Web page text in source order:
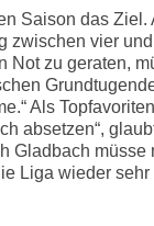
Saison das Ziel.
zwischen vier
Not zu geraten,
Als
absetzen“,
Gladbach müsse
Liga wieder sehr